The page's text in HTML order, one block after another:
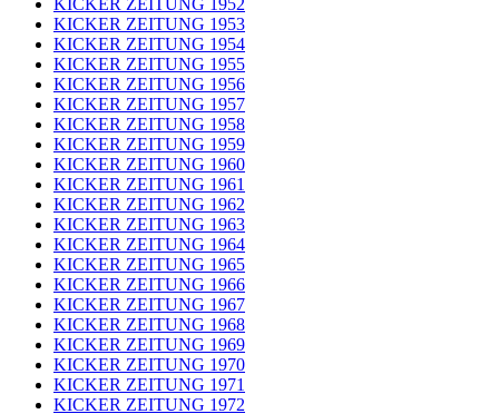
KICKER ZEITUNG 1952
KICKER ZEITUNG 1953
KICKER ZEITUNG 1954
KICKER ZEITUNG 1955
KICKER ZEITUNG 1956
KICKER ZEITUNG 1957
KICKER ZEITUNG 1958
KICKER ZEITUNG 1959
KICKER ZEITUNG 1960
KICKER ZEITUNG 1961
KICKER ZEITUNG 1962
KICKER ZEITUNG 1963
KICKER ZEITUNG 1964
KICKER ZEITUNG 1965
KICKER ZEITUNG 1966
KICKER ZEITUNG 1967
KICKER ZEITUNG 1968
KICKER ZEITUNG 1969
KICKER ZEITUNG 1970
KICKER ZEITUNG 1971
KICKER ZEITUNG 1972